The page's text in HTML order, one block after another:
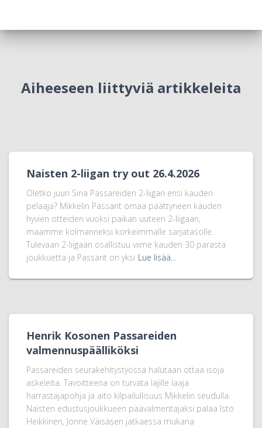
Aiheeseen liittyviä artikkeleita
Naisten 2-liigan try out 26.4.2026
Oletko juuri Sinä Passareiden 2-liigan ensi kauden
pelaaja? Mikkelin Passarit omaa päättyneen kauden
hyvien otteiden vuoksi paikan uuteen 2-liigaan,
maamme kolmanneksi korkeimmalle sarjatasolle.
Tulevaan 2-liigaan osallistuu viime kauden 30 parasta
joukkuetta ja Passarit on yksi Lue lisää…
Henrik Kosonen Passareiden
valmennuspäälliköksi
Passareiden seurakehitystyössä halutaan ottaa isoja
askeleita. Tavoitteena on turvata lajille laaja
harrastajapohja ja aito kilpailullisuus Mikkelin seudulla.
Naisten edustusjoukkueen päävalmentajaksi palaa Isto
Heikkinen, Jonne Väisäsen jatkaessa mukana